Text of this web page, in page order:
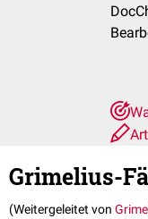
Grimelius-
(Weitergeleitet von